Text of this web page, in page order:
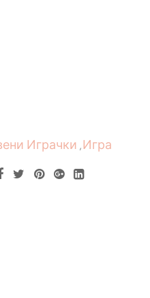
Играчки ,Игра